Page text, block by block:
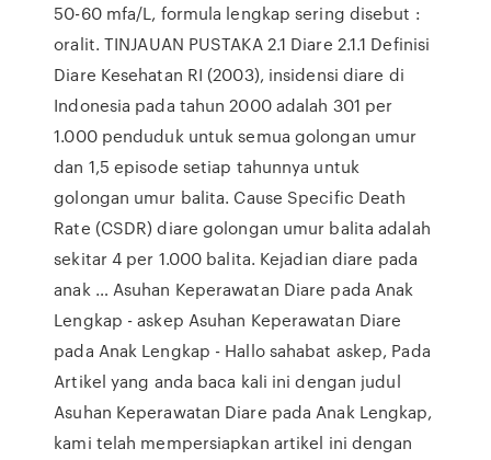
50-60 mfa/L, formula lengkap sering disebut :
oralit. TINJAUAN PUSTAKA 2.1 Diare 2.1.1 Definisi
Diare Kesehatan RI (2003), insidensi diare di
Indonesia pada tahun 2000 adalah 301 per
1.000 penduduk untuk semua golongan umur
dan 1,5 episode setiap tahunnya untuk
golongan umur balita. Cause Specific Death
Rate (CSDR) diare golongan umur balita adalah
sekitar 4 per 1.000 balita. Kejadian diare pada
anak … Asuhan Keperawatan Diare pada Anak
Lengkap - askep Asuhan Keperawatan Diare
pada Anak Lengkap - Hallo sahabat askep, Pada
Artikel yang anda baca kali ini dengan judul
Asuhan Keperawatan Diare pada Anak Lengkap,
kami telah mempersiapkan artikel ini dengan